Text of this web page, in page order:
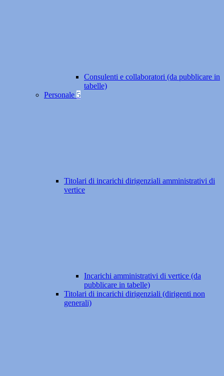
Consulenti e collaboratori (da pubblicare in
tabelle)
Personale 5
Titolari di incarichi dirigenziali amministrativi di
vertice
Incarichi amministrativi di vertice (da
pubblicare in tabelle)
Titolari di incarichi dirigenziali (dirigenti non
generali)